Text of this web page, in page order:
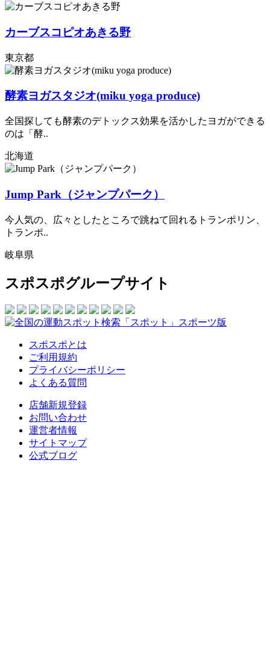
カーブスコピオあきる野
東京都
酵素ヨガスタジオ(miku yoga produce)
全国探しても酵素のデトックス効果を活かしたヨガができる
のは「酵..
北海道
Jump Park（ジャンプパーク）
今人気の、広々としたところで跳ねて回れるトランポリン、
トランポ..
岐阜県
スポスポグループサイト
スポスポとは
ご利用規約
プライバシーポリシー
よくある質問
店舗新規登録
お問い合わせ
運営者情報
サイトマップ
公式ブログ